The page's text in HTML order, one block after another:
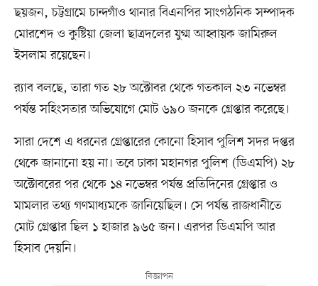
ছয়জন, চট্টগ্রামে চান্দগাঁও থানার বিএনপির সাংগঠনিক সম্পাদক
মোরশেদ ও কুষ্টিয়া জেলা ছাত্রদলের যুগ্ম আহ্বায়ক জামিরুল
ইসলাম রয়েছেন।
র‍্যাব বলছে, তারা গত ২৮ অক্টোবর থেকে গতকাল ২৩ নভেম্বর
পর্যন্ত সহিংসতার অভিযোগে মোট ৬৯০ জনকে গ্রেপ্তার করেছে।
সারা দেশে এ ধরনের গ্রেপ্তারের কোনো হিসাব পুলিশ সদর দপ্তর
থেকে জানানো হয় না। তবে ঢাকা মহানগর পুলিশ (ডিএমপি) ২৮
অক্টোবরের পর থেকে ১৪ নভেম্বর পর্যন্ত প্রতিদিনের গ্রেপ্তার ও
মামলার তথ্য গণমাধ্যমকে জানিয়েছিল। সে পর্যন্ত রাজধানীতে
মোট গ্রেপ্তার ছিল ১ হাজার ৯৬৫ জন। এরপর ডিএমপি আর
হিসাব দেয়নি।